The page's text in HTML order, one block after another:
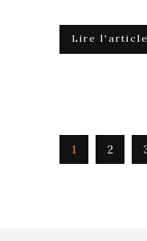
Lire l'article
1 2